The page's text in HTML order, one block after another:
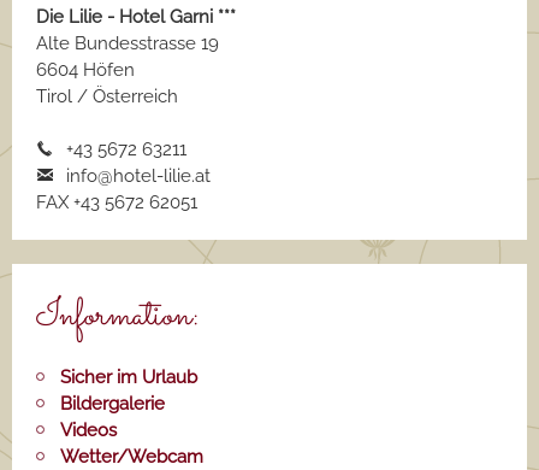
Die Lilie - Hotel Garni ***
Alte Bundesstrasse 19
6604 Höfen
Tirol / Österreich
+43 5672 63211
info@hotel-lilie.at
FAX +43 5672 62051
Information:
Sicher im Urlaub
Bildergalerie
Videos
Wetter/Webcam